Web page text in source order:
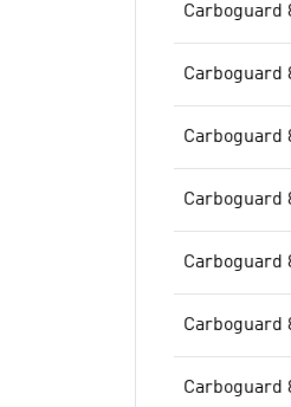
Carboguard
Carboguard
Carboguard
Carboguard
Carboguard
Carboguard
Carboguard